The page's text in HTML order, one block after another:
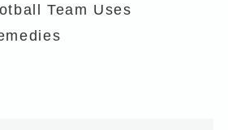
Team Uses